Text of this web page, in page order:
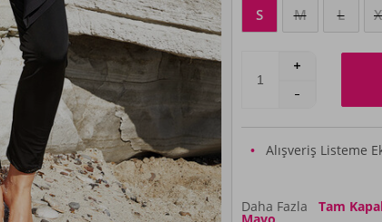
S M L
Alışveriş Listeme
Daha Fazla Tam